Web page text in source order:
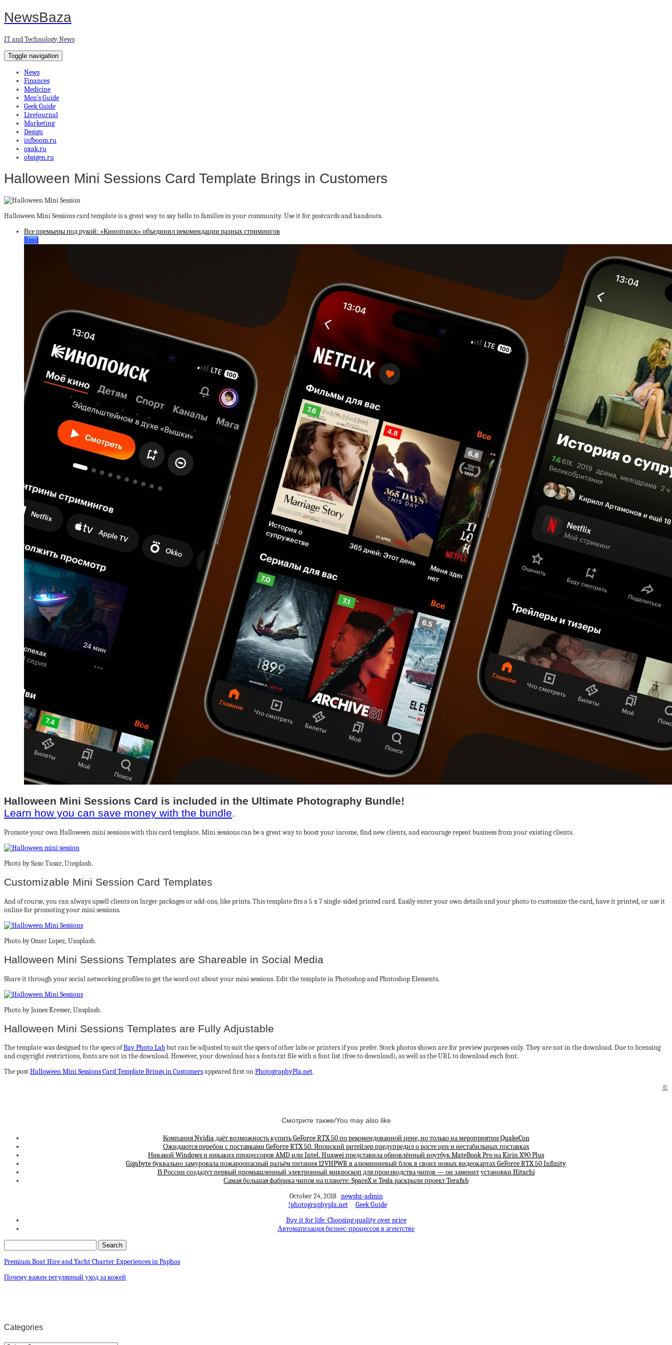
NewsBaza
IT and Technology News
Toggle navigation
News
Finances
Medicine
Men’s Guide
Geek Guide
Livejournal
Marketing
Design
infboom.ru
oxak.ru
obsigen.ru
Halloween Mini Sessions Card Template Brings in Customers
Halloween Mini Sessions card template is a great way to say hello to families in your community. Use it for postcards and handouts.
Все премьеры под рукой: «Кинопоиск» объединил рекомендации разных стримингов
Read
Halloween Mini Sessions Card is included in the Ultimate Photography Bundle!
Learn how you can save money with the bundle.
Promote your own Halloween mini sessions with this card template. Mini sessions can be a great way to boost your income, find new clients, and encourage repeat business from your existing clients.
Photo by Saso Tusar, Unsplash.
Customizable Mini Session Card Templates
And of course, you can always upsell clients on larger packages or add-ons, like prints. This template fits a 5 x 7 single-sided printed card. Easily enter your own details and your photo to customize the card, have it printed, or use it
online for promoting your mini sessions.
Photo by Omar Lopez, Unsplash.
Halloween Mini Sessions Templates are Shareable in Social Media
Share it through your social networking profiles to get the word out about your mini sessions. Edit the template in Photoshop and Photoshop Elements.
Photo by James Kresser, Unsplash.
Halloween Mini Sessions Templates are Fully Adjustable
The template was designed to the specs ofBay Photo Labbut can be adjusted to suit the specs of other labs or printers if you prefer. Stock photos shown are for preview purposes only. They are not in the download. Due to licensing
and copyright restrictions, fonts are not in the download. However, your download has a fonts.txt file with a font list (free to download), as well as the URL to download each font.
The postHalloween Mini Sessions Card Template Brings in Customersappeared first onPhotographyPla.net.
©
Смотрите также/You may also like
Компания Nvidia даёт возможность купить GeForce RTX 50 по рекомендованной цене, но только на мероприятии QuakeCon
Ожидаются перебои с поставками GeForce RTX 50. Японский ритейлер предупредил о росте цен и нестабильных поставках
Никакой Windows и никаких процессоров AMD или Intel. Huawei представила обновлённый ноутбук MateBook Pro на Kirin X90 Plus
Gigabyte буквально замуровала пожароопасный разъём питания 12VHPWR в алюминиевый блок в своих новых видеокартах GeForce RTX 50 Infinity
В России создадут первый промышленный электронный микроскоп для производства чипов — он заменит установки Hitachi
Самая большая фабрика чипов на планете: SpaceX и Tesla раскрыли проект Terafab
October 24, 2018 newsbz-admin
!photographypla.net
Geek Guide
Buy it for life: Choosing quality over price
Автоматизация бизнес-процессов в агентстве
Premium Boat Hire and Yacht Charter Experiences in Paphos
Почему важен регулярный уход за кожей
Categories